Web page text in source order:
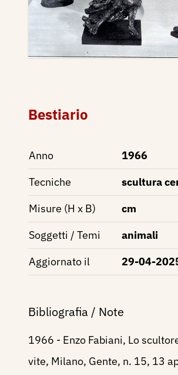
Bestiario
Anno
1966
Tecniche
scultura
Misure (H x B)
cm
Soggetti / Temi
animali
Aggiornato il
29-04-
Bibliografia / Note
1966 - Enzo Fabiani, Lo
vite, Milano, Gente, n. 15, 13